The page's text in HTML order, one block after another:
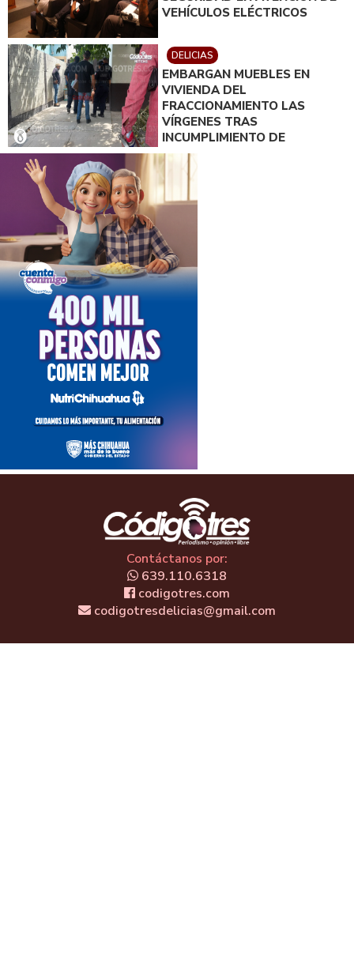
VEHÍCULOS ELÉCTRICOS
DELICIAS
EMBARGAN MUEBLES EN
VIVIENDA DEL
FRACCIONAMIENTO LAS
VÍRGENES TRAS
INCUMPLIMIENTO DE
ACUERDO DE PAGO
Contáctanos por:
639.110.6318
codigotres.com
codigotresdelicias@gmail.com